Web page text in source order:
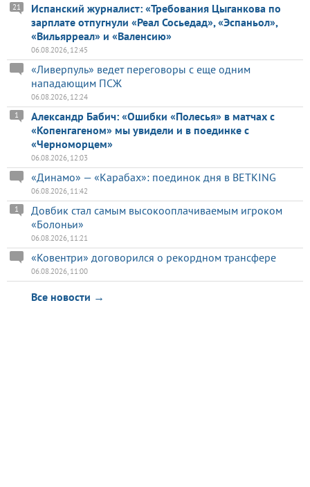
Испанский журналист: «Требования Цыганкова по
зарплате отпугнули «Реал Сосьедад», «Эспаньол»,
«Вильярреал» и «Валенсию»
21
06.08.2026, 12:45
«Ливерпуль» ведет переговоры с еще одним
нападающим ПСЖ
06.08.2026, 12:24
Александр Бабич: «Ошибки «Полесья» в матчах с
«Копенгагеном» мы увидели и в поединке с
«Черноморцем»
1
06.08.2026, 12:03
«Динамо» — «Карабах»: поединок дня в BETKING
06.08.2026, 11:42
Довбик стал самым высокооплачиваемым игроком
«Болоньи»
1
06.08.2026, 11:21
«Ковентри» договорился о рекордном трансфере
06.08.2026, 11:00
Все новости →